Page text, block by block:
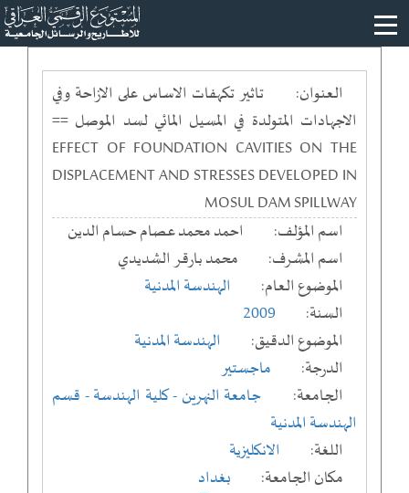
العنوان:
تاثير تكهفات الاساس على الازاحة وفي
الاجهادات المتولدة في المسيل المائي لسد الموصل ==
EFFECT OF FOUNDATION CAVITIES ON THE
DISPLACEMENT AND STRESSES DEVELOPED IN
MOSUL DAM SPILLWAY
اسم المؤلف:
احمد محمد عصام حسام الدين
اسم المشرف:
محمد بارقر الشديدي
الموضوع العام:
الهندسة المدنية
السنة:
2009
الموضوع الدقيق:
الهندسة المدنية
الدرجة:
ماجستير
الجامعة:
جامعة النهرين - كلية الهندسة- قسم
الهندسة المدنية
اللغة:
الانكليزية
مكان الجامعة:
بغداد